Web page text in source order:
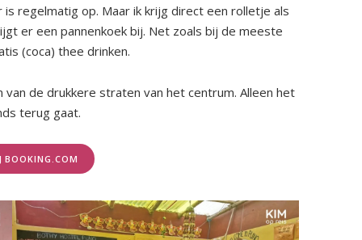
regelmatig op. Maar ik krijg direct een rolletje als
er een pannenkoek bij. Net zoals bij de meeste
(coca) thee drinken.
de drukkere straten van het centrum. Alleen het
terug gaat.
BOOKING.COM